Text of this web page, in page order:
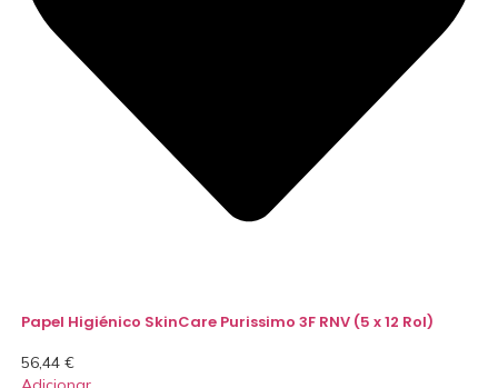
Papel Higiénico SkinCare Purissimo 3F RNV (5 x 12 Rol)
56,44 €